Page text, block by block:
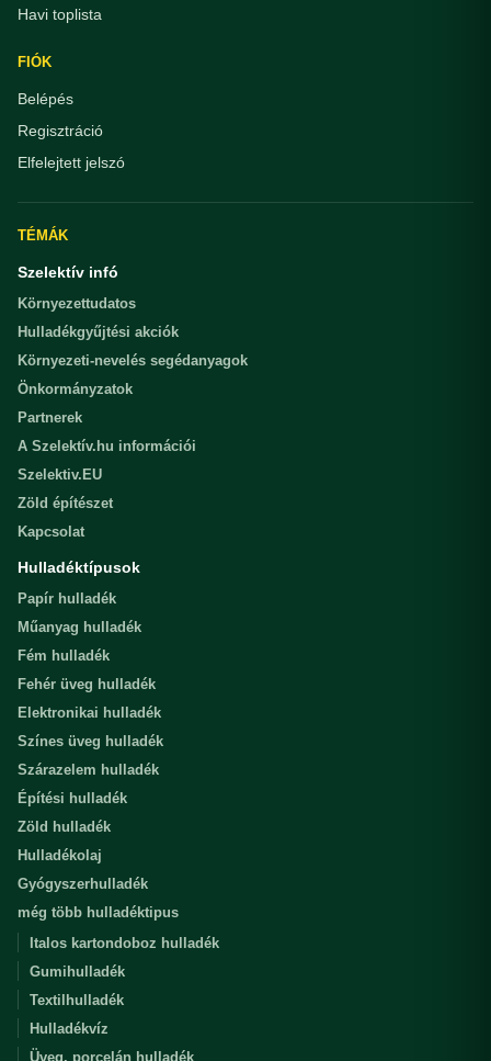
Havi toplista
FIÓK
Belépés
Regisztráció
Elfelejtett jelszó
TÉMÁK
Szelektív infó
Környezettudatos
Hulladékgyűjtési akciók
Környezeti-nevelés segédanyagok
Önkormányzatok
Partnerek
A Szelektív.hu információi
Szelektiv.EU
Zöld építészet
Kapcsolat
Hulladéktípusok
Papír hulladék
Műanyag hulladék
Fém hulladék
Fehér üveg hulladék
Elektronikai hulladék
Színes üveg hulladék
Szárazelem hulladék
Építési hulladék
Zöld hulladék
Hulladékolaj
Gyógyszerhulladék
még több hulladéktipus
Italos kartondoboz hulladék
Gumihulladék
Textilhulladék
Hulladékvíz
Üveg, porcelán hulladék